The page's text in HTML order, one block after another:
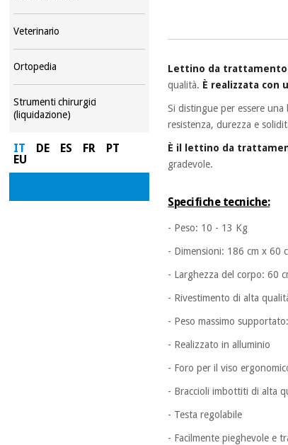
Veterinario
Ortopedia
Strumenti chirurgici
(liquidazione)
IT DE ES FR
PT
EU
Lettino da trattamento
qualità. È realizzata con
Si distingue per essere
resistenza, durezza e
È il lettino da
gradevole.
Specifiche tecniche:
- Peso: 10 - 13 Kg
- Dimensioni: 186 cm x 60
- Larghezza del corpo: 60
- Rivestimento di alta
- Peso massimo
- Realizzato in alluminio
- Foro per il viso
- Braccioli imbottiti di alta
- Testa regolabile
- Facilmente pieghevole e